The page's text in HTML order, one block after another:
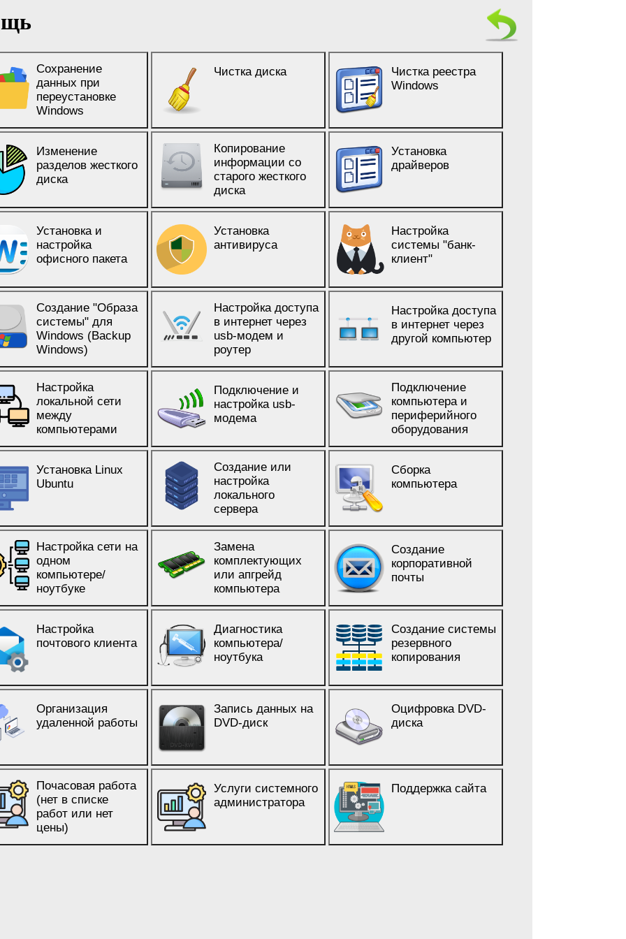
Сохранение
данных при
переустановке
Windows
Чистка диска
Чистка реестра
Windows
Изменение
разделов жесткого
диска
Копирование
информации со
старого жесткого
диска
Установка
драйверов
Установка и
настройка
офисного пакета
Установка
антивируса
Настройка
системы "банк-
клиент"
Создание "Образа
системы" для
Windows (Backup
Windows)
Настройка доступа
в интернет через
usb-модем и
роутер
Настройка доступа
в интернет через
другой компьютер
Настройка
локальной сети
между
компьютерами
Подключение и
настройка usb-
модема
Подключение
компьютера и
периферийного
оборудования
Установка Linux
Ubuntu
Создание или
настройка
локального
сервера
Сборка
компьютера
Настройка сети на
одном
компьютере/
ноутбуке
Замена
комплектующих
или апгрейд
компьютера
Создание
корпоративной
почты
Настройка
почтового клиента
Диагностика
компьютера/
ноутбука
Создание системы
резервного
копирования
Организация
удаленной работы
Запись данных на
DVD-диск
Оцифровка DVD-
диска
Почасовая работа
(нет в списке
работ или нет
цены)
Услуги системного
администратора
Поддержка сайта